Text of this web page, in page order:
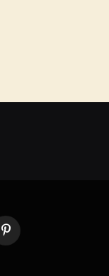
Pinterest